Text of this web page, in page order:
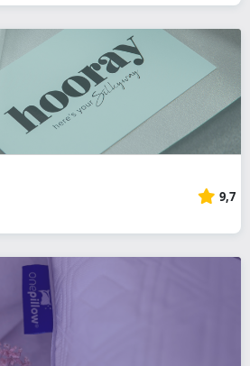
9,7